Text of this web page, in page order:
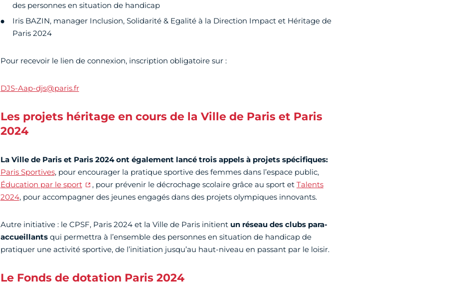
des personnes en situation de handicap
Iris BAZIN, manager Inclusion, Solidarité & Egalité à la Direction Impact et Héritage de
Paris 2024
Pour recevoir le lien de connexion, inscription obligatoire sur :
DJS-Aap-djs@paris.fr
Les projets héritage en cours de la Ville de Paris et Paris
2024
La Ville de Paris et Paris 2024 ont également lancé trois appels à projets spécifiques:
Paris Sportives, pour encourager la pratique sportive des femmes dans l’espace public,
Éducation par le sport
, pour prévenir le décrochage scolaire grâce au sport etTalents
2024, pour accompagner des jeunes engagés dans des projets olympiques innovants.
Autre initiative : le CPSF, Paris 2024 et la Ville de Paris initient un réseau des clubs para-
accueillants qui permettra à l’ensemble des personnes en situation de handicap de
pratiquer une activité sportive, de l’initiation jusqu’au haut-niveau en passant par le loisir.
Le Fonds de dotation Paris 2024